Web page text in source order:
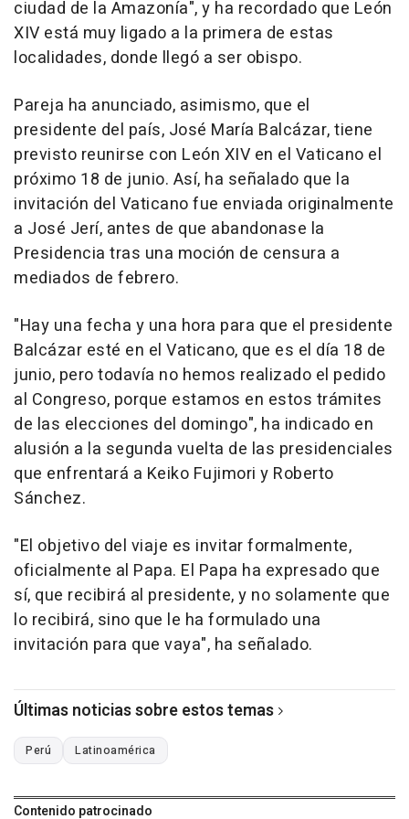
ciudad de la Amazonía", y ha recordado que León
XIV está muy ligado a la primera de estas
localidades, donde llegó a ser obispo.
Pareja ha anunciado, asimismo, que el
presidente del país, José María Balcázar, tiene
previsto reunirse con León XIV en el Vaticano el
próximo 18 de junio. Así, ha señalado que la
invitación del Vaticano fue enviada originalmente
a José Jerí, antes de que abandonase la
Presidencia tras una moción de censura a
mediados de febrero.
"Hay una fecha y una hora para que el presidente
Balcázar esté en el Vaticano, que es el día 18 de
junio, pero todavía no hemos realizado el pedido
al Congreso, porque estamos en estos trámites
de las elecciones del domingo", ha indicado en
alusión a la segunda vuelta de las presidenciales
que enfrentará a Keiko Fujimori y Roberto
Sánchez.
"El objetivo del viaje es invitar formalmente,
oficialmente al Papa. El Papa ha expresado que
sí, que recibirá al presidente, y no solamente que
lo recibirá, sino que le ha formulado una
invitación para que vaya", ha señalado.
Últimas noticias sobre estos temas
Perú Latinoamérica
Contenido patrocinado